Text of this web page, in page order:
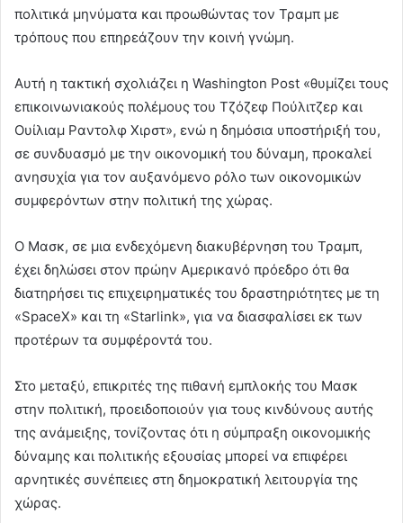
πολιτικά μηνύματα και προωθώντας τον Τραμπ με
τρόπους που επηρεάζουν την κοινή γνώμη.
Αυτή η τακτική σχολιάζει η Washington Post «θυμίζει τους
επικοινωνιακούς πολέμους του Τζόζεφ Πούλιτζερ και
Ουίλιαμ Ραντολφ Χιρστ», ενώ η δημόσια υποστήριξή του,
σε συνδυασμό με την οικονομική του δύναμη, προκαλεί
ανησυχία για τον αυξανόμενο ρόλο των οικονομικών
συμφερόντων στην πολιτική της χώρας.
Ο Μασκ, σε μια ενδεχόμενη διακυβέρνηση του Τραμπ,
έχει δηλώσει στον πρώην Αμερικανό πρόεδρο ότι θα
διατηρήσει τις επιχειρηματικές του δραστηριότητες με τη
«SpaceX» και τη «Starlink», για να διασφαλίσει εκ των
προτέρων τα συμφέροντά του.
Στο μεταξύ, επικριτές της πιθανή εμπλοκής του Μασκ
στην πολιτική, προειδοποιούν για τους κινδύνους αυτής
της ανάμειξης, τονίζοντας ότι η σύμπραξη οικονομικής
δύναμης και πολιτικής εξουσίας μπορεί να επιφέρει
αρνητικές συνέπειες στη δημοκρατική λειτουργία της
χώρας.